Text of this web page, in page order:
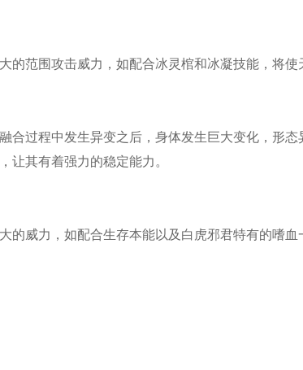
范围攻击威力，如配合冰灵棺和冰凝技能，将使
过程中发生异变之后，身体发生巨大变化，形
其有着强力的稳定能力。
威力，如配合生存本能以及白虎邪君特有的嗜